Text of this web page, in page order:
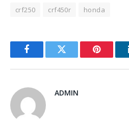
crf250 crf450r honda
FacebookTwitter Pinterest
ADMIN